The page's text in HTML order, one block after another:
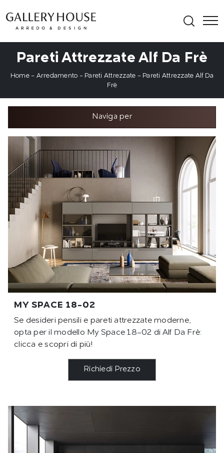
Pareti Attrezzate Alf Da Frè
Home- Arredamento - Pareti Attrezzate - Pareti Attrezzate Alf Da
Frè
Naviga per
MY SPACE 18-02
Se desideri pensili e pareti attrezzate moderne,
opta per il modello My Space 18-02 di Alf Da Frè:
clicca e scopri di più!
Richiedi Prezzo